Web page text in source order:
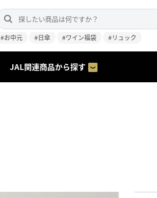
#お中元 #日傘 #ワイン福袋 #リュック
JAL関連商品から探す